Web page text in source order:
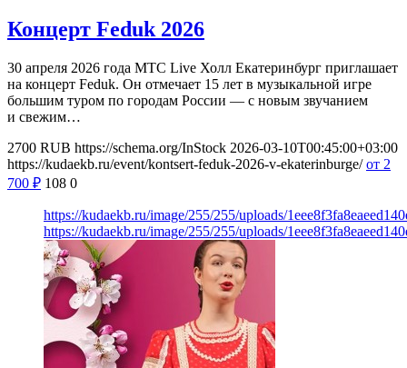
Концерт Feduk 2026
30 апреля 2026 года МТС Live Холл Екатеринбург приглашает
на концерт Feduk. Он отмечает 15 лет в музыкальной игре
большим туром по городам России — с новым звучанием
и свежим…
2700 RUB https://schema.org/InStock 2026-03-10T00:45:00+03:00
https://kudaekb.ru/event/kontsert-feduk-2026-v-ekaterinburge/ от 2
700 ₽ 108 0
https://kudaekb.ru/image/255/255/uploads/
https://kudaekb.ru/image/255/255/uploads/